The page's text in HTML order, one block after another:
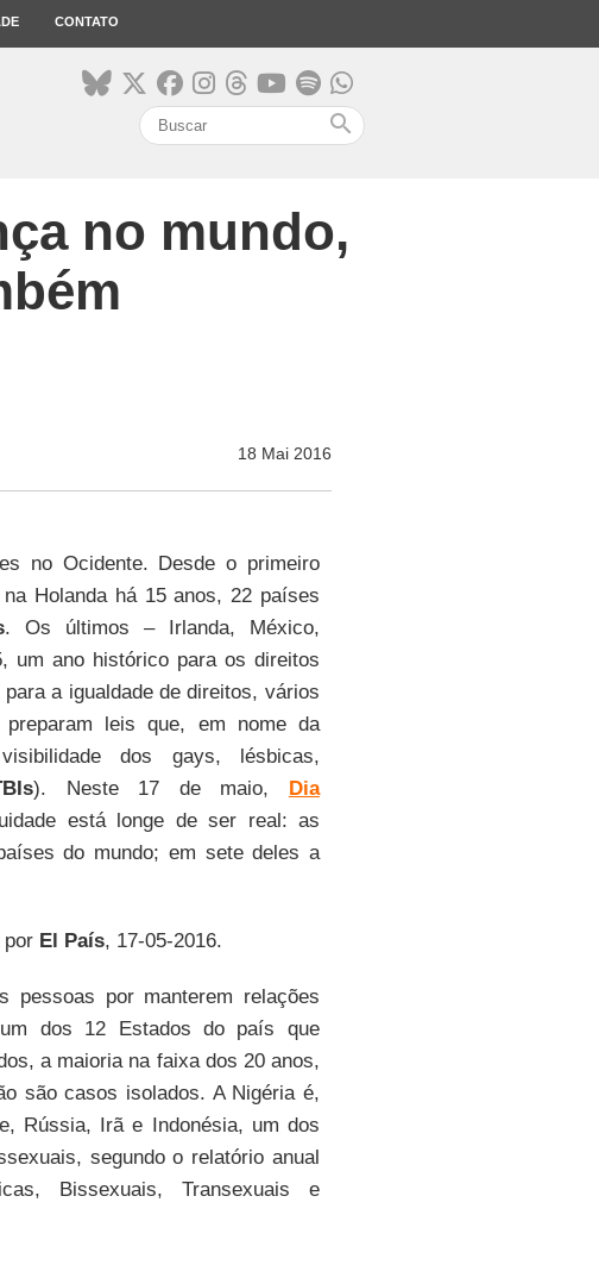
CONTATO
search
no mundo,
18 Mai 2016
no Ocidente. Desde o primeiro
Holanda há 15 anos, 22 países
. Os últimos – Irlanda, México,
um ano histórico para os direitos
a igualdade de direitos, vários
leis que, em nome da
dos gays, lésbicas,
). Neste 17 de maio, Dia
está longe de ser real: as
do mundo; em sete deles a
por El País, 17-05-2016.
pessoas por manterem relações
dos 12 Estados do país que
a maioria na faixa dos 20 anos,
são casos isolados. A Nigéria é,
Rússia, Irã e Indonésia, um dos
segundo o relatório anual
Bissexuais, Transexuais e